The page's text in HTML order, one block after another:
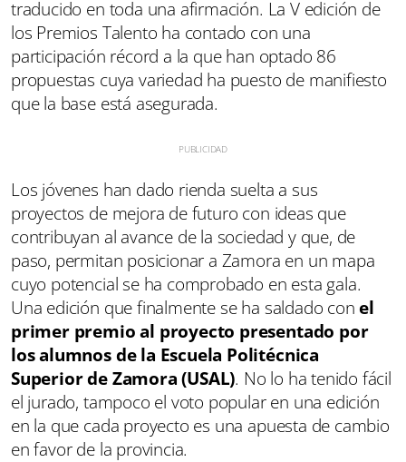
traducido en toda una afirmación. La V edición de
los Premios Talento ha contado con una
participación récord a la que han optado 86
propuestas cuya variedad ha puesto de manifiesto
que la base está asegurada.
Los jóvenes han dado rienda suelta a sus
proyectos de mejora de futuro con ideas que
contribuyan al avance de la sociedad y que, de
paso, permitan posicionar a Zamora en un mapa
cuyo potencial se ha comprobado en esta gala.
Una edición que finalmente se ha saldado con el
primer premio al proyecto presentado por
los alumnos de la Escuela Politécnica
Superior de Zamora (USAL). No lo ha tenido fácil
el jurado, tampoco el voto popular en una edición
en la que cada proyecto es una apuesta de cambio
en favor de la provincia.